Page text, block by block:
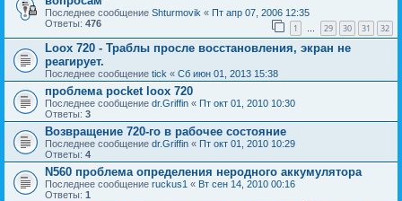
Последнее сообщение Shturmovik « Пт апр 07, 2006 12:35
Ответы: 476 1 … 29 30 31 32
Loox 720 - Траблы просле восстановления, экран не
реагирует.
Последнее сообщение tick « Сб июн 01, 2013 15:38
проблема pocket loox 720
Последнее сообщение dr.Griffin « Пт окт 01, 2010 10:30
Ответы: 3
Возвращение 720-го в рабочее состояние
Последнее сообщение dr.Griffin « Пт окт 01, 2010 10:29
Ответы: 4
N560 проблема определения неродного аккумулятора
Последнее сообщение ruckus1 « Вт сен 14, 2010 00:16
Ответы: 1